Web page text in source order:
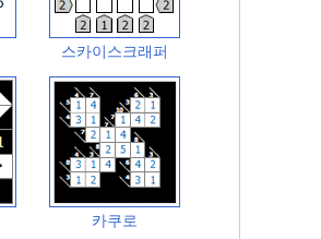
스카이스크래퍼
카쿠로